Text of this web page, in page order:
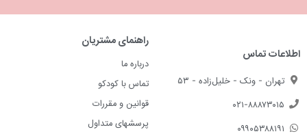
اطلاعات تماس
تهران - ونک - خلیل‌زاده - ۵۳
۰۲۱-۸۸۸۷۳۰۱۵
۰۹۹۰۵۳۸۸۱۹۱
راهنمای مشتریان
درباره ما
تماس با کودکو
قوانین و مقررات
پرسشهای متداول